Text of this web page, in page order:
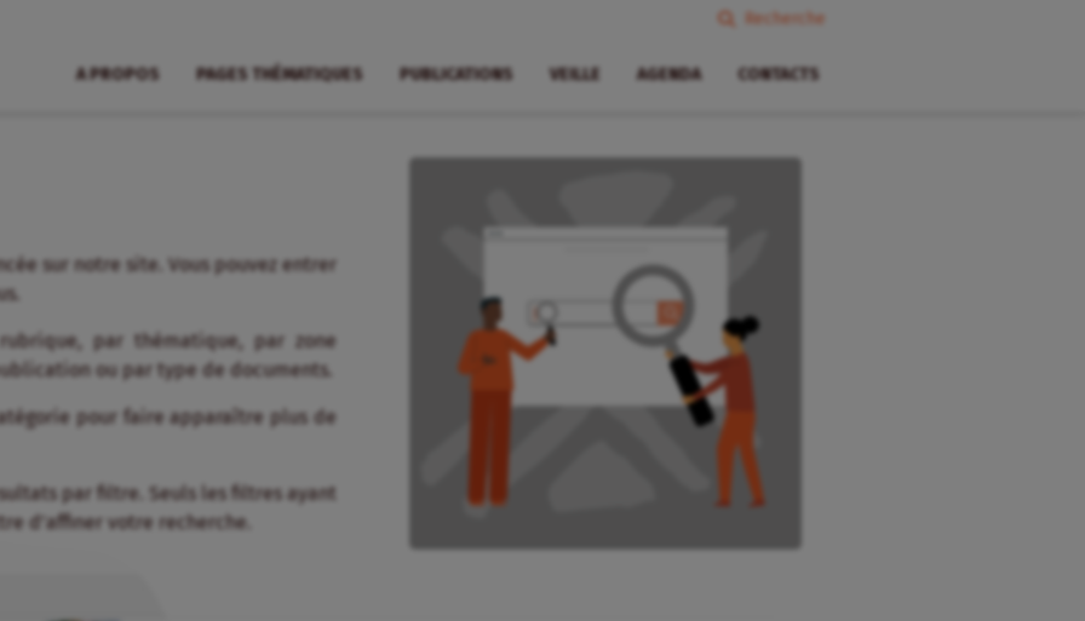
Recherche
A PROPOS PAGES THÉMATIQUES PUBLICATIONS VEILLE AGENDA CONTACTS
sur notre site. Vous pouvez entrer
par thématique, par zone
ou par type de documents.
pour faire apparaître plus de
par filtre. Seuls les filtres ayant
d’affiner votre recherche.